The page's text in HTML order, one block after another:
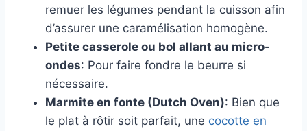
remuer les légumes pendant la cuisson afin
d’assurer une caramélisation homogène.
Petite casserole ou bol allant au micro-
ondes: Pour faire fondre le beurre si
nécessaire.
Marmite en fonte (Dutch Oven): Bien que
le plat à rôtir soit parfait, une cocotte en